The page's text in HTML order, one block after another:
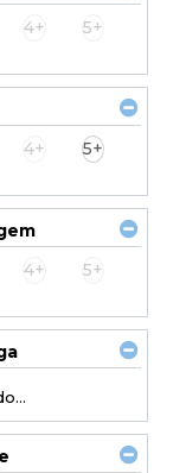
(8)
4+ 5+
4+ 5+
4+ 5+